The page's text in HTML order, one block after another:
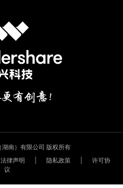
南）有限公司 版权所有
法律声明 隐私政策
许可协
议